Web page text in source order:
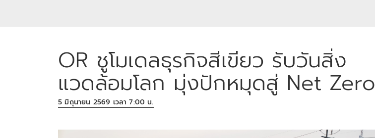
OR ชูโมเดลธุรกิจสีเขียว รับวันสิ่ง
แวดล้อมโลก มุ่งปักหมุดสู่ Net Zero
5 มิถุนายน 2569 เวลา 7:00 น.